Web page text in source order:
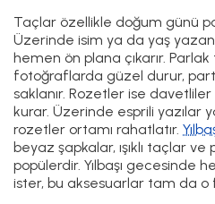
Taçlar özellikle doğum günü
Üzerinde isim ya da yaş
hemen ön plana çıkarır.
fotoğraflarda güzel durur,
saklanır. Rozetler ise
kurar. Üzerinde esprili yazılar
rozetler ortamı rahatlatır.
beyaz şapkalar, ışıklı taçlar ve
popülerdir. Yılbaşı gecesinde
ister, bu aksesuarlar tam da o